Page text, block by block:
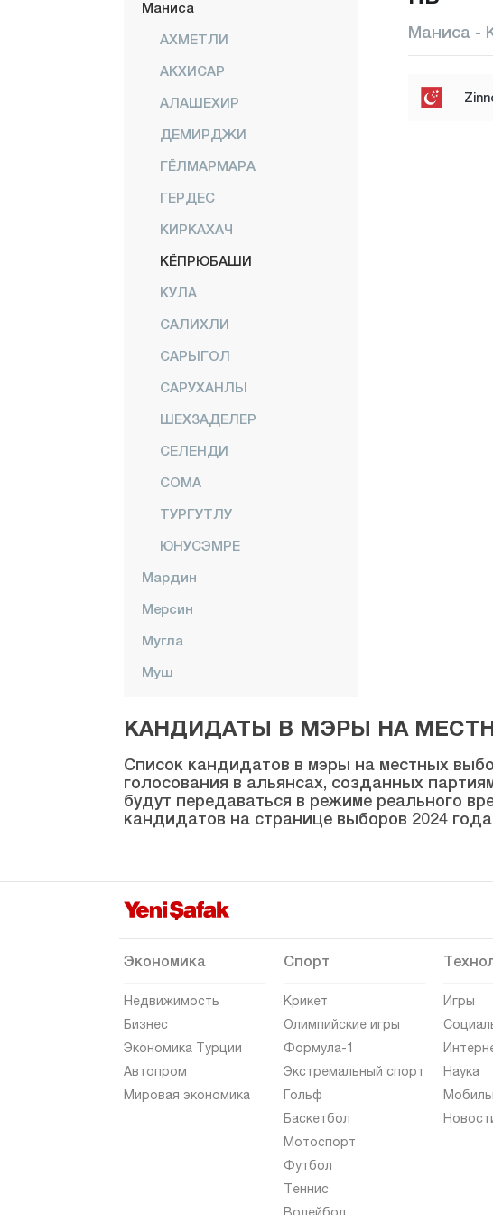
Маниса
АХМЕТЛИ
АКХИСАР
АЛАШЕХИР
ДЕМИРДЖИ
ГЁЛМАРМАРА
ГЕРДЕС
КИРКАХАЧ
КЁПРЮБАШИ
КУЛА
САЛИХЛИ
САРЫГОЛ
САРУХАНЛЫ
ШЕХЗАДЕЛЕР
СЕЛЕНДИ
СОМА
ТУРГУТЛУ
ЮНУСЭМРЕ
Мардин
Мерсин
Мугла
Муш
Нигде
Орду
Османие
Ризе
Шанлыурфа
Сиирт
Шырнак
Сивас
Текирдаг
Маниса -
КАНДИДАТЫ В МЭРЫ НА
Список кандидатов в мэры на местных
голосования в альянсах, созданных
будут передаваться в режиме реального
кандидатов на странице выборов 2024
Экономика
Недвижимость
Бизнес
Экономика Турции
Автопром
Мировая экономика
Спорт
Крикет
Олимпийские игры
Формула-1
Экстремальный спорт
Гольф
Баскетбол
Мотоспорт
Футбол
Теннис
Игры
Наука